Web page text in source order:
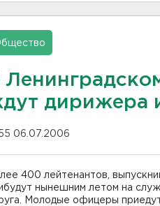
дирижера
06.07.2006
400 лейтенантов,
нынешним летом на
Молодые офицеры